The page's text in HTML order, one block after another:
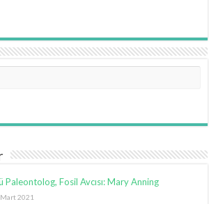
Paleontolog, Fosil Avcısı: Mary Anning
2021